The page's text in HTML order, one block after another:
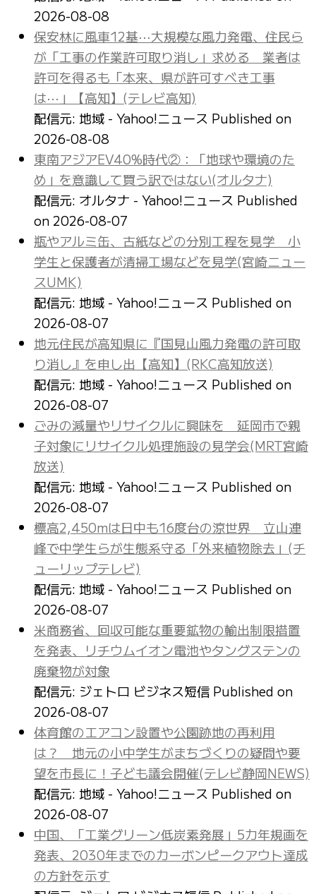
2026-08-08
保安林に風車12基⋯大規模な風力発電、住民ら
が「工事の作業許可取り消し」求める 業者は
許可を得るも「本来、県が許可すべき工事
は⋯」【高知】(テレビ高知)
配信元: 地域 - Yahoo!ニュース Published on
2026-08-08
東南アジアEV40%時代②：「地球や環境のた
め」を意識して買う訳ではない(オルタナ)
配信元: オルタナ - Yahoo!ニュース Published
on 2026-08-07
瓶やアルミ缶、古紙などの分別工程を見学 小
学生と保護者が清掃工場などを見学(宮崎ニュー
スUMK)
配信元: 地域 - Yahoo!ニュース Published on
2026-08-07
地元住民が高知県に『国見山風力発電の許可取
り消し』を申し出【高知】(RKC高知放送)
配信元: 地域 - Yahoo!ニュース Published on
2026-08-07
ごみの減量やリサイクルに興味を 延岡市で親
子対象にリサイクル処理施設の見学会(MRT宮崎
放送)
配信元: 地域 - Yahoo!ニュース Published on
2026-08-07
標高2,450mは日中も16度台の涼世界 立山連
峰で中学生らが生態系守る「外来植物除去」(チ
ューリップテレビ)
配信元: 地域 - Yahoo!ニュース Published on
2026-08-07
米商務省、回収可能な重要鉱物の輸出制限措置
を発表、リチウムイオン電池やタングステンの
廃棄物が対象
配信元: ジェトロ ビジネス短信 Published on
2026-08-07
体育館のエアコン設置や公園跡地の再利用
は？ 地元の小中学生がまちづくりの疑問や要
望を市長に！子ども議会開催(テレビ静岡NEWS)
配信元: 地域 - Yahoo!ニュース Published on
2026-08-07
中国、「工業グリーン低炭素発展」5カ年規画を
発表、2030年までのカーボンピークアウト達成
の方針を示す